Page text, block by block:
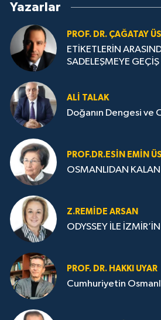
Yazarlar
PROF. DR. ÇAĞATAY
ETİKETLERİN
SADELEŞMEYE GEÇİŞ
ALI TALAK
Doğanın Dengesi ve
PROF.DR.ESIN EMIN
OSMANLIDAN
Z.REMIDE ARSAN
ODYSSEY İLE
PROF. DR. HAKKI UYAR
Cumhuriyetin